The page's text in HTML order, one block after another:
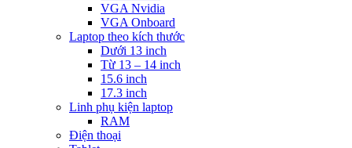
VGA Nvidia
VGA Onboard
Laptop theo kích thước
Dưới 13 inch
Từ 13 – 14 inch
15.6 inch
17.3 inch
Linh phụ kiện laptop
RAM
Điện thoại